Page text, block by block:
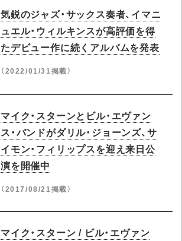
気鋭のジャズ・サックス奏者、イマニ
ュエル・ウィルキンスが高評価を得
たデビュー作に続くアルバムを発表
（2022/01/31掲載）
マイク・スターンとビル・エヴァン
ス・バンドがダリル・ジョーンズ、サ
イモン・フィリップスを迎え来日公
演を開催中
（2017/08/21掲載）
マイク・スターン / ビル・エヴァン